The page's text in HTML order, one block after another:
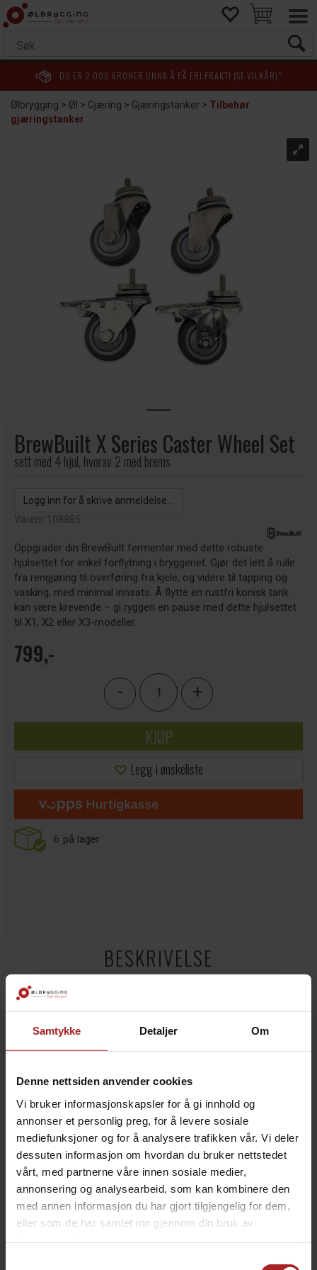
Samtykke Detaljer Om
Denne nettsiden anvender cookies
Vi bruker informasjonskapsler for å gi innhold og
annonser et personlig preg, for å levere sosiale
mediefunksjoner og for å analysere trafikken vår. Vi deler
dessuten informasjon om hvordan du bruker nettstedet
vårt, med partnerne våre innen sosiale medier,
annonsering og analysearbeid, som kan kombinere den
med annen informasjon du har gjort tilgjengelig for dem,
eller som de har samlet inn gjennom din bruk av
DU ER 2 000 KRONER UNNA Å FÅ FRI FRAKT! (SE VILKÅR)*
Ølbrygging>Øl >Gjæring>Gjæringstanker>Tilbehør
gjæringstanker
BrewBuilt X Series Caster Wheel Set
sett med 4 hjul, hvorav 2 med brems
Logg inn for å skrive anmeldelse...
Varenr:108885
Oppgrader din BrewBuilt fermenter med dette robuste
hjulsettet for enkel forflytning i bryggeriet. Gjør det lett å rulle
fra rengjøring til overføring fra kjele, og videre til tapping og
vasking, med minimal innsats. Å flytte en rustfri konisk tank
kan være krevende – gi ryggen en pause med dette hjulsettet
til X1, X2 eller X3-modeller.
799,-
- +
KJØP
Legg i ønskeliste
6 på lager
BESKRIVELSE
Oppgrader din BrewBuilt fermenter med dette robuste
hjulsettet for enkel forflytning i bryggeriet. Gjør det lett
å rulle fra rengjøring til overføring fra kjele, og videre til
tapping og vasking, med minimal innsats. Å flytte en
rustfri konisk tank kan være krevende – gi ryggen en
Enkel installasjon:
Skru ut de justerbare føttene på gjæringstanken
Bytt dem ut med hjulene fra settet
Settet inkluderer:
2 låsbare hjul
2 ikke-låsbare hjul
Anbefaling:Plasser de låsbare hjulene foran for økt